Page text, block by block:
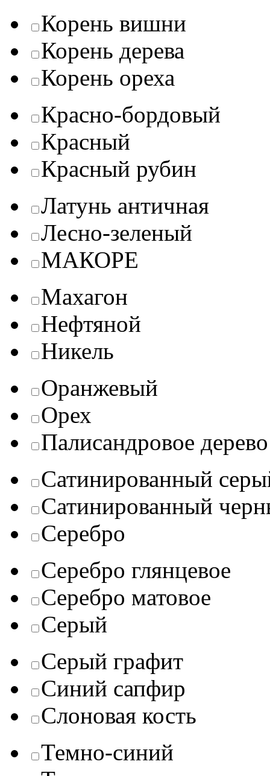
Корень вишни
Корень дерева
Корень ореха
Красно-бордовый
Красный
Красный рубин
Латунь античная
Лесно-зеленый
МАКОРЕ
Махагон
Нефтяной
Никель
Оранжевый
Орех
Палисандровое дерево
Сатинированный
Сатинированный
Серебро
Серебро глянцевое
Серебро матовое
Серый
Серый графит
Синий сапфир
Слоновая кость
Темно-синий